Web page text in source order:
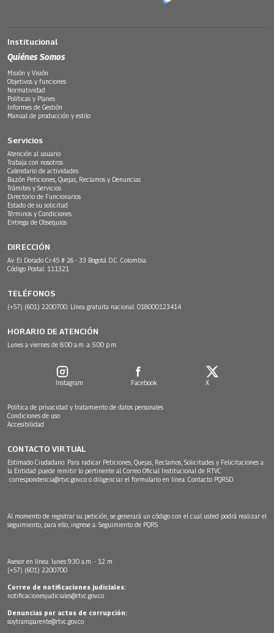
Institucional
Quiénes Somos
Misión y Visión
Objetivos y funciones
Normatividad
Políticas y Planes
Informes de Gestión
Manual de producción y estilo
Servicios
Atención al usuario
Trabaja con nosotros
Calendario de actividades
Buzón Peticiones, Quejas, Reclamos y Denuncias
Trámites y Servicios
Directorio de Funcionarios
Estado de su solicitud
Términos y Condiciones
Entrega de Obsequios
DIRECCIÓN
Av. El Dorado Cr.45 # 26 - 33 Bogotá D.C. Colombia.
Código Postal: 111321
TELÉFONOS
(+57) (601) 2200700. Línea gratuita nacional: 018000123414
HORARIO DE ATENCIÓN
Lunes a viernes de 8:00 a.m. a 5:00 p.m.
Instagram Facebook X
Política de privacidad y tratamiento de datos personales
Condiciones de uso
Accesibilidad
CONTACTO VIRTUAL
Estimado Ciudadano: Para radicar Peticiones, Quejas, Reclamos, Solicitudes y Felicitaciones a
la Entidad puede remitir lo pertinente al Correo Oficial Institucional de RTVC
correspondencia@rtvc.gov.co o diligenciar el formulario en línea: Contacto PQRSD.
Al momento de registrar su petición, se generará un código con el cual usted podrá realizar el
seguimiento, para ello, ingrese a: Seguimiento de PQRS
Asesor en línea: lunes 9:30 a.m. - 12 m
(+57) (601) 2200700
Correo de notificaciones judiciales:
notificacionesjudiciales@rtvc.gov.co
Denuncias por actos de corrupción:
soytransparente@rtvc.gov.co